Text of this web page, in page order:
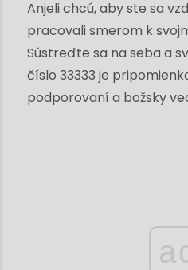
Anjeli chcú, aby ste sa
pracovali smerom k
Sústreďte sa na seba a
číslo 33333 je
podporovaní a božsky